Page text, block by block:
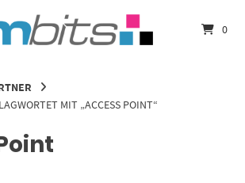
0
MIT „ACCESS POINT“